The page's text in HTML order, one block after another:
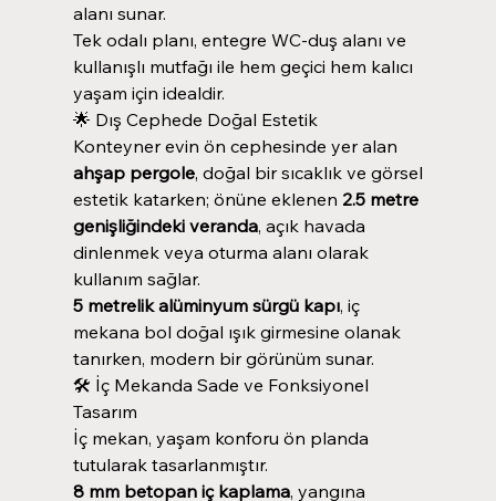
alanı sunar.
Tek odalı planı, entegre WC-duş alanı ve
kullanışlı mutfağı ile hem geçici hem kalıcı
yaşam için idealdir.
🌟 Dış Cephede Doğal Estetik
Konteyner evin ön cephesinde yer alan
ahşap pergole, doğal bir sıcaklık ve görsel
estetik katarken; önüne eklenen 2.5 metre
genişliğindeki veranda, açık havada
dinlenmek veya oturma alanı olarak
kullanım sağlar.
5 metrelik alüminyum sürgü kapı, iç
mekana bol doğal ışık girmesine olanak
tanırken, modern bir görünüm sunar.
🛠️ İç Mekanda Sade ve Fonksiyonel
Tasarım
İç mekan, yaşam konforu ön planda
tutularak tasarlanmıştır.
8 mm betopan iç kaplama, yangına